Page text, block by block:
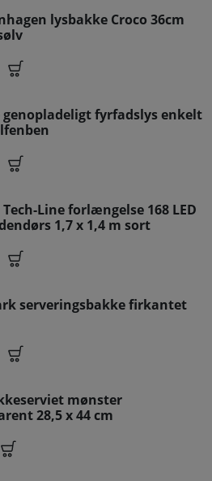
lysbakke Croco 36cm
genopladeligt fyrfadslys enkelt
Line forlængelse 168 LED
1,7 x 1,4 m sort
serveringsbakke firkantet
mønster
28,5 x 44 cm